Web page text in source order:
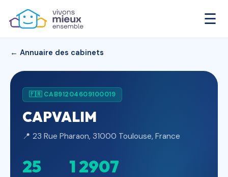
☰
← Annuaire des cabinets
🇫🇷 CAB91204609100019
CAPVALIM
📍 23 Rue Pharaon, 31000 Toulouse, France
25 1 2907